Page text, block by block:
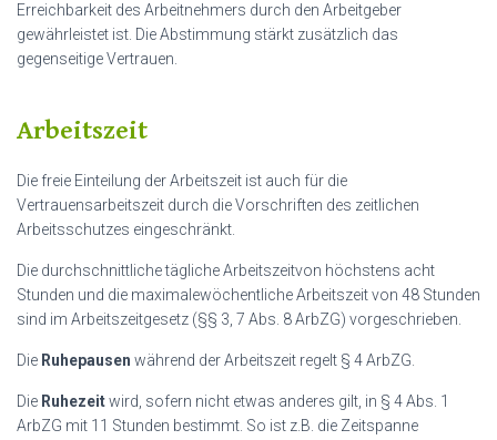
Erreichbarkeit des Arbeitnehmers durch den Arbeitgeber
gewährleistet ist. Die Abstimmung stärkt zusätzlich das
gegenseitige Vertrauen.
Arbeitszeit
Die freie Einteilung der Arbeitszeit ist auch für die
Vertrauensarbeitszeit durch die Vorschriften des zeitlichen
Arbeitsschutzes eingeschränkt.
Die durchschnittliche tägliche Arbeitszeitvon höchstens acht
Stunden und die maximalewöchentliche Arbeitszeit von 48 Stunden
sind im Arbeitszeitgesetz (§§ 3, 7 Abs. 8 ArbZG) vorgeschrieben.
Die Ruhepausen während der Arbeitszeit regelt § 4 ArbZG.
Die Ruhezeitwird, sofern nicht etwas anderes gilt, in § 4 Abs. 1
ArbZG mit 11 Stunden bestimmt. So ist z.B. die Zeitspanne